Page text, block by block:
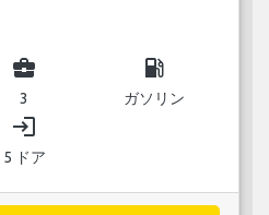
business_center
3
local_gas_station
ガソリン
login
5 ドア